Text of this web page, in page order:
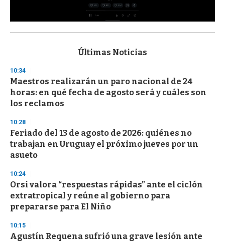
s
d
s
o
f
3
s
e
c
o
n
Últimas Noticias
10:34
Maestros realizarán un paro nacional de 24
horas: en qué fecha de agosto será y cuáles son
los reclamos
10:28
Feriado del 13 de agosto de 2026: quiénes no
trabajan en Uruguay el próximo jueves por un
asueto
10:24
Orsi valora “respuestas rápidas” ante el ciclón
extratropical y reúne al gobierno para
prepararse para El Niño
10:15
Agustín Requena sufrió una grave lesión ante